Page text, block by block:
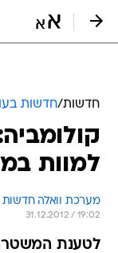
חדשות/חדשות
למוות
מערכת וואלה חדשות
31.12.2012 / 19:02
לטענת